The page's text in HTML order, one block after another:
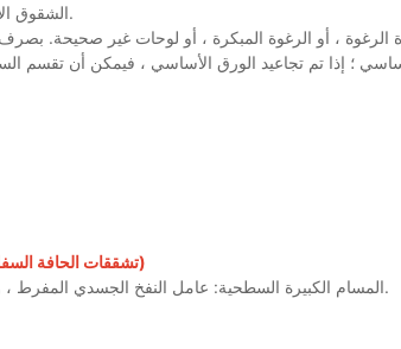
الشقوق الأوسط الجانبية: زيادة جرعة القصدير.
تشققات الحافة السفلية (أمين مفرط ، معدل رغوة سريع)
المسام الكبيرة السطحية: عامل النفخ الجسدي المفرط ، وزيت السيليكون ضعيف وجودة المحفز.